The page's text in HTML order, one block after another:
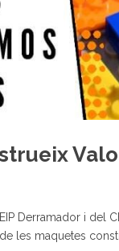
Derramador i del
les maquetes